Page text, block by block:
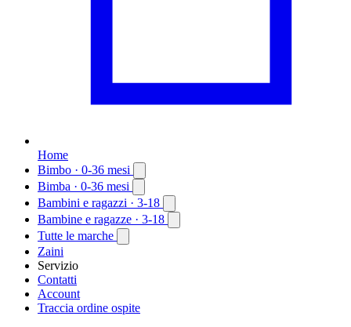
Home
Bimbo · 0-36 mesi
Bimba · 0-36 mesi
Bambini e ragazzi · 3-18
Bambine e ragazze · 3-18
Tutte le marche
Zaini
Servizio
Contatti
Account
Traccia ordine ospite